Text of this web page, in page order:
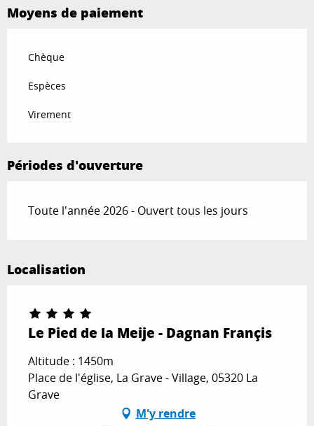
Moyens de paiement
Chèque
Espèces
Virement
Périodes d'ouverture
Toute l'année 2026 - Ouvert tous les jours
Localisation
Le Pied de la Meije - Dagnan Françis
Altitude : 1450m
Place de l'église, La Grave - Village, 05320 La
Grave
M'y rendre